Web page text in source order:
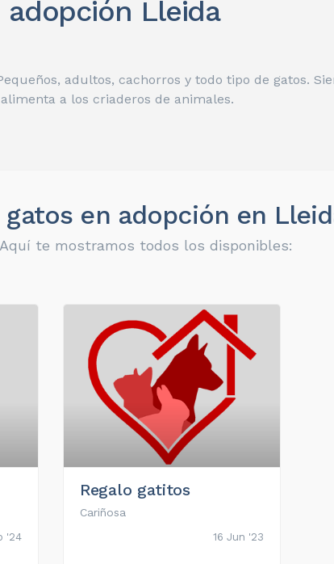
adopción Lleida
adultos, cachorros y todo tipo de gatos.
a los criaderos de animales.
en adopción en
te mostramos todos los disponibles:
'24
Regalo gatitos
Cariñosa
16 Jun '23